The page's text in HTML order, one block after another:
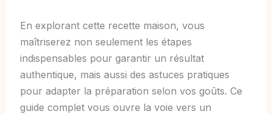
En explorant cette recette maison, vous
maîtriserez non seulement les étapes
indispensables pour garantir un résultat
authentique, mais aussi des astuces pratiques
pour adapter la préparation selon vos goûts. Ce
guide complet vous ouvre la voie vers un